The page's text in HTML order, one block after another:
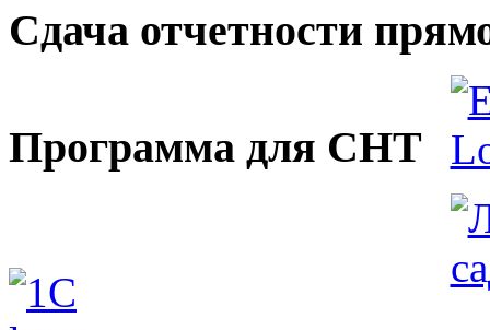
Сдача отчетности
Программа для СНТ